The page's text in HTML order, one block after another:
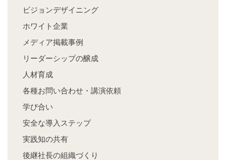
ビジョンデザイニング
ホワイト企業
メディア掲載事例
リーダーシップの醸成
人材育成
各種お問い合わせ・講演依頼
学び合い
安全な導入ステップ
実践知の共有
後継社長の組織づくり